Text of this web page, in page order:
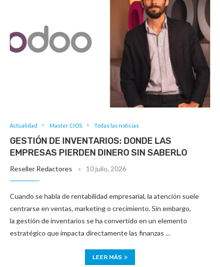
Actualidad Master CIOS Todas las noticias
GESTIÓN DE INVENTARIOS: DONDE LAS
EMPRESAS PIERDEN DINERO SIN SABERLO
Reseller Redactores 10 julio, 2026
Cuando se habla de rentabilidad empresarial, la atención suele
centrarse en ventas, marketing o crecimiento. Sin embargo,
la gestión de inventarios se ha convertido en un elemento
estratégico que impacta directamente las finanzas …
LEER MÁS